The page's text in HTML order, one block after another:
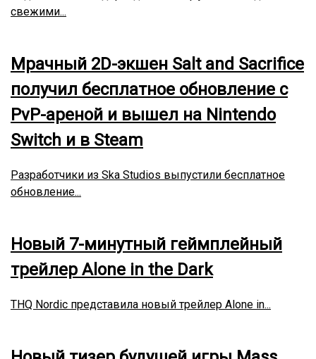
свежими...
Мрачный 2D-экшен Salt and Sacrifice
получил бесплатное обновление с
PvP-ареной и вышел на Nintendo
Switch и в Steam
Разработчики из Ska Studios выпустили бесплатное
обновление...
Новый 7-минутный геймплейный
трейлер Alone in the Dark
THQ Nordic представила новый трейлер Alone in...